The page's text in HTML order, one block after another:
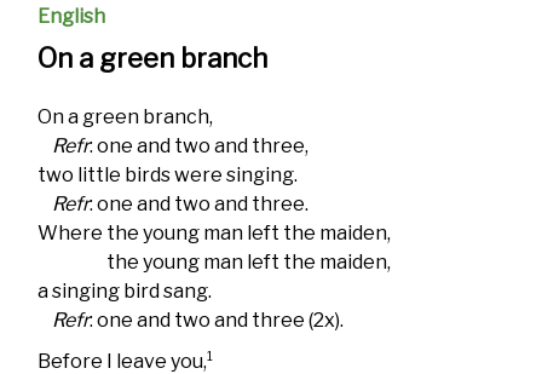
English
On a green branch
On a green branch,
Refr: one and two and three,
two little birds were singing.
Refr: one and two and three.
Where the young man left the maiden,
the young man left the maiden,
a singing bird sang.
Refr: one and two and three (2x).
Before I leave you,1